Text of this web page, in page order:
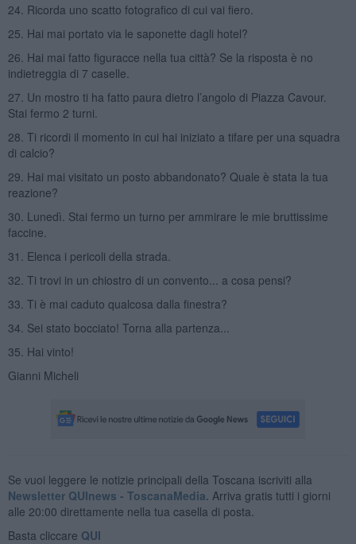
24. Ricorda uno scatto fotografico di cui vai fiero.
25. Hai mai portato via le saponette dagli hotel?
26. Hai mai fatto figuracce nella tua città? Se la risposta è no
indietreggia di 7 caselle.
27. Un mostro ti ha fatto paura dietro l’angolo di Piazza Cavour.
Stai fermo 2 turni.
28. Ti ricordi il momento in cui hai iniziato a tifare per una squadra
di calcio?
29. Hai mai visitato un posto abbandonato? Quale è stata la tua
reazione?
30. Lunedì. Stai fermo un turno per ammirare le mie bruttissime
faccine.
31. Elenca i pericoli della strada.
32. Ti trovi in un chiostro di un convento... a cosa pensi?
33. Ti è mai caduto qualcosa dalla finestra?
34. Sei stato bocciato! Torna alla partenza...
35. Hai vinto!
Gianni Micheli
Se vuoi leggere le notizie principali della Toscana iscriviti alla
Newsletter QUInews - ToscanaMedia. Arriva gratis tutti i giorni
alle 20:00 direttamente nella tua casella di posta.
Basta cliccare QUI